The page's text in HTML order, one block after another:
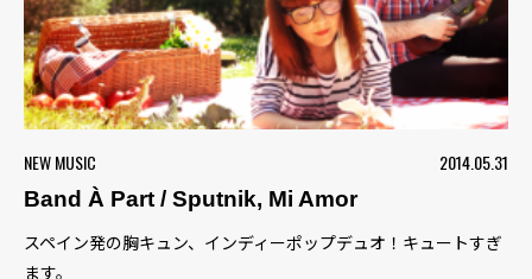
NEW MUSIC
2014.05.31
Band À Part / Sputnik, Mi Amor
スペイン発の胸キュン、インディーポップデュオ！キュートすぎ
ます。